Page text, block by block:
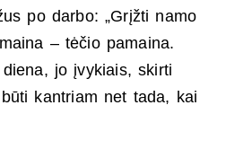
po darbo: „Grįžti namo
– tėčio pamaina.
jo įvykiais, skirti
kantriam net tada, kai